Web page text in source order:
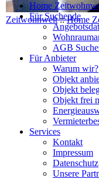
Zeitwohnwelt::Home
Home
Für Suchende
AGB
Für Anbieter
Warum wir?
Objekt
Objekt
Objekt frei
Services
Kontakt
Impressum
Datenschutz
Unsere